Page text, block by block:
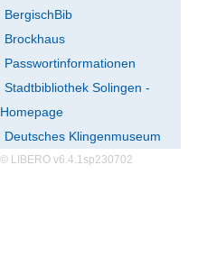
BergischBib
Brockhaus
Passwortinformationen
Stadtbibliothek Solingen -
Homepage
Deutsches Klingenmuseum
© LIBERO v6.4.1sp230702